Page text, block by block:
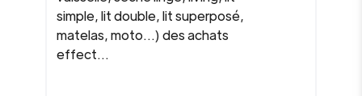
simple, lit double, lit superposé,
matelas, moto...) des achats
effect...